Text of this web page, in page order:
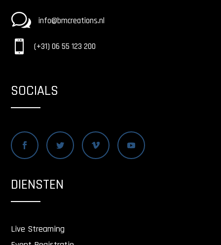
w info@bmcreations.nl
 (+31) 06 55 123 200
SOCIALS
DIENSTEN
Live Streaming